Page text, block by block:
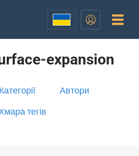
expansion
Категорії Автори
тегів